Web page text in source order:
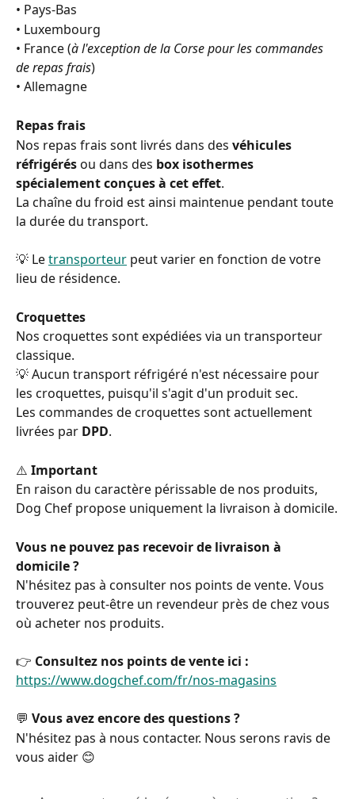
• Pays-Bas
• Luxembourg
• France (à l'exception de la Corse pour les commandes
de repas frais)
• Allemagne
Repas frais
Nos repas frais sont livrés dans des véhicules
réfrigérés ou dans des box isothermes
spécialement conçues à cet effet.
La chaîne du froid est ainsi maintenue pendant toute
la durée du transport.
💡 Le transporteur peut varier en fonction de votre
lieu de résidence.
Croquettes
Nos croquettes sont expédiées via un transporteur
classique.
💡 Aucun transport réfrigéré n'est nécessaire pour
les croquettes, puisqu'il s'agit d'un produit sec.
Les commandes de croquettes sont actuellement
livrées par DPD.
⚠️ Important
En raison du caractère périssable de nos produits,
Dog Chef propose uniquement la livraison à domicile.
Vous ne pouvez pas recevoir de livraison à
domicile ?
N'hésitez pas à consulter nos points de vente. Vous
trouverez peut-être un revendeur près de chez vous
où acheter nos produits.
👉 Consultez nos points de vente ici :
https://www.dogchef.com/fr/nos-magasins
💬 Vous avez encore des questions ?
N'hésitez pas à nous contacter. Nous serons ravis de
vous aider 😊